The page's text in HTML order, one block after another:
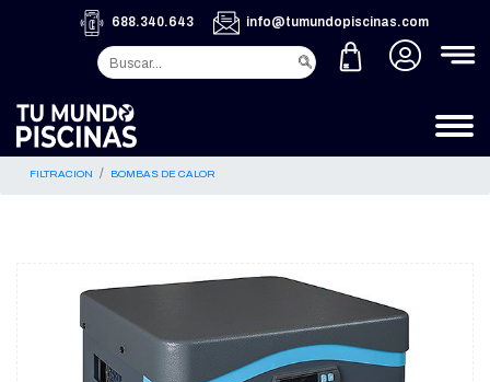
688.340.643 info@tumundopiscinas.com
FILTRACION BOMBAS DE CALOR